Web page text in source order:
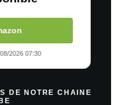
2026 07:30
DE NOTRE CHAINE